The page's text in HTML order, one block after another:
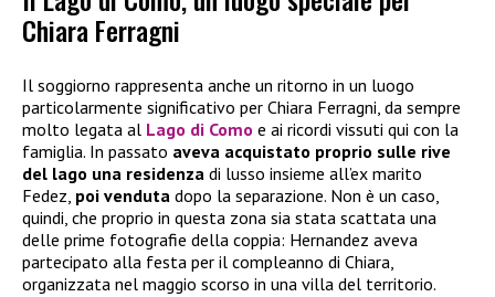
Chiara Ferragni
Il soggiorno rappresenta anche un ritorno in un luogo
particolarmente significativo per Chiara Ferragni, da sempre
molto legata al Lago di Como e ai ricordi vissuti qui con la
famiglia. In passato aveva acquistato proprio sulle rive
del lago una residenza di lusso insieme all’ex marito
Fedez, poi venduta dopo la separazione. Non è un caso,
quindi, che proprio in questa zona sia stata scattata una
delle prime fotografie della coppia: Hernandez aveva
partecipato alla festa per il compleanno di Chiara,
organizzata nel maggio scorso in una villa del territorio.